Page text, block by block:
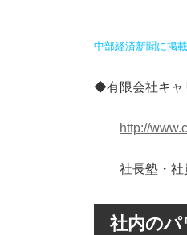
中部経済新聞に掲
◆有限会社キ
http://
社長塾・社員
社内のパ